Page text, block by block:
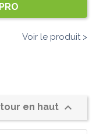
Voir le produit >
en haut 